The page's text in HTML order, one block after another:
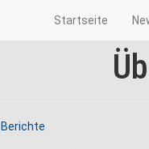
Startseite
Berichte